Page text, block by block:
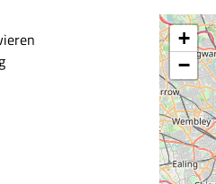
+
−